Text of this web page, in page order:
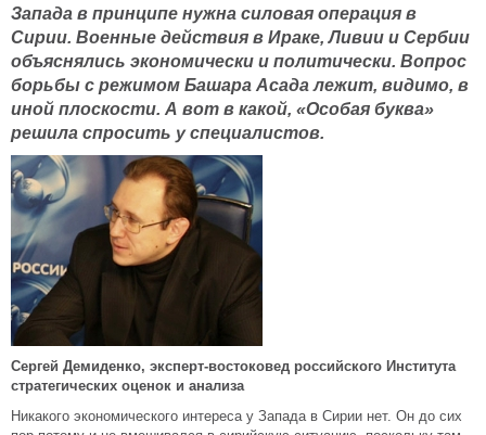
Запада в принципе нужна силовая операция в
Сирии. Военные действия в Ираке, Ливии и Сербии
объяснялись экономически и политически. Вопрос
борьбы с режимом Башара Асада лежит, видимо, в
иной плоскости. А вот в какой, «Особая буква»
решила спросить у специалистов.
Сергей Демиденко, эксперт-востоковед российского Института
стратегических оценок и анализа
Никакого экономического интереса у Запада в Сирии нет. Он до сих